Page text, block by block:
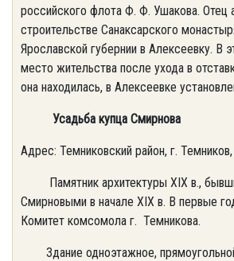
российского флота Ф. Ф. Ушакова. Отец
строительстве Санаксарского
Ярославской губернии в Алексеевку.
место жительства после ухода в
она находилась, в Алексеевке
Усадьба купца Смирнова
Адрес: Темниковский район, г.
Памятник архитектуры XIX в.,
Смирновыми в начале XIX в. В первые
Комитет комсомола г. Темникова.
Здание одноэтажное,